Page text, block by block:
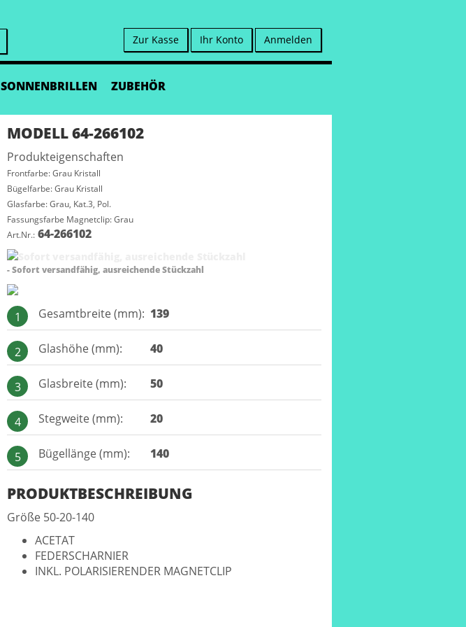
Zur Kasse Ihr Konto Anmelden
SONNENBRILLEN ZUBEHÖR
MODELL 64-266102
Produkteigenschaften
Frontfarbe: Grau Kristall
Bügelfarbe: Grau Kristall
Glasfarbe: Grau, Kat.3, Pol.
Fassungsfarbe Magnetclip: Grau
Art.Nr.: 64-266102
- Sofort versandfähig, ausreichende Stückzahl
1 Gesamtbreite (mm): 139
2 Glashöhe (mm): 40
3 Glasbreite (mm): 50
4 Stegweite (mm): 20
5 Bügellänge (mm): 140
PRODUKTBESCHREIBUNG
Größe 50-20-140
ACETAT
FEDERSCHARNIER
INKL. POLARISIERENDER MAGNETCLIP